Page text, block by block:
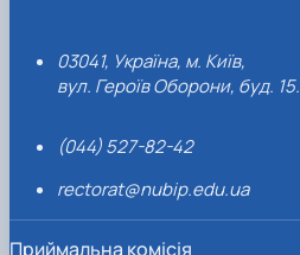
03041, Україна, м. Київ,
вул. Героїв Оборони, буд. 15.
(044) 527-82-42
rectorat@nubip.edu.ua
Приймальна комісія